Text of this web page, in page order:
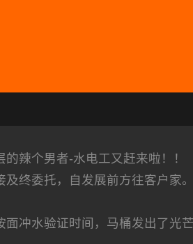
的辣个男者-水电工又赶来啦！！
终委托，自发展前方往客户家。
冲水验证时间，马桶发出了光